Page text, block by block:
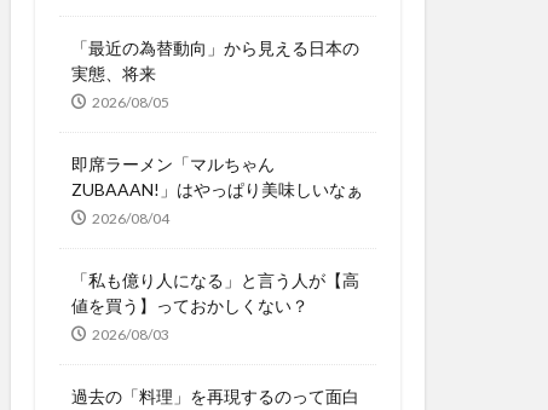
「最近の為替動向」から見える日本の
実態、将来
2026/08/05
即席ラーメン「マルちゃん
ZUBAAAN!」はやっぱり美味しいなぁ
2026/08/04
「私も億り人になる」と言う人が【高
値を買う】っておかしくない？
2026/08/03
過去の「料理」を再現するのって面白